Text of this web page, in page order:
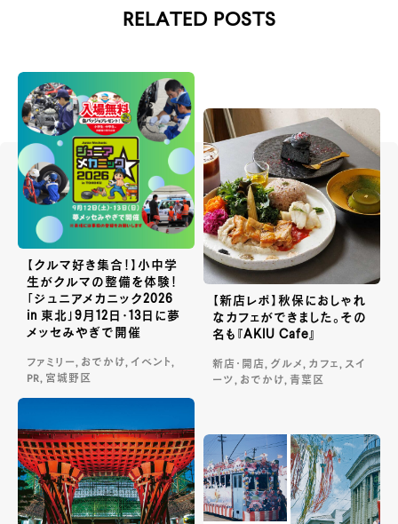
RELATED POSTS
【クルマ好き集合！】小中学
生がクルマの整備を体験！
「ジュニアメカニック2026
in 東北」9月12日・13日に夢
メッセみやぎで開催
ファミリー, おでかけ, イベント,
PR, 宮城野区
【新店レポ】秋保におしゃれ
なカフェができました。その
名も『AKIU Cafe』
新店・開店, グルメ, カフェ, スイ
ーツ, おでかけ, 青葉区